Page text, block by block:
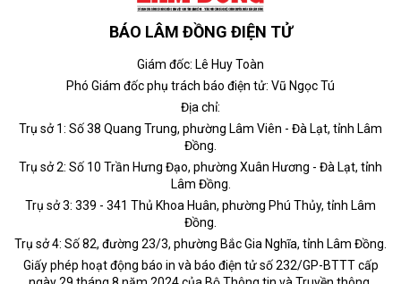
BÁO LÂM ĐỒNG ĐIỆN TỬ
Giám đốc: Lê Huy Toàn
Phó Giám đốc phụ trách báo điện tử: Vũ Ngọc Tú
Địa chỉ:
Trụ sở 1: Số 38 Quang Trung, phường Lâm Viên - Đà Lạt, tỉnh Lâm
Đồng.
Trụ sở 2: Số 10 Trần Hưng Đạo, phường Xuân Hương - Đà Lạt, tỉnh
Lâm Đồng.
Trụ sở 3: 339 - 341 Thủ Khoa Huân, phường Phú Thủy, tỉnh Lâm
Đồng.
Trụ sở 4: Số 82, đường 23/3, phường Bắc Gia Nghĩa, tỉnh Lâm Đồng.
Giấy phép hoạt động báo in và báo điện tử số 232/GP-BTTT cấp